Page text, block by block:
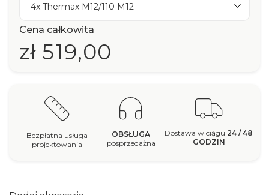
4x Thermax M12/110 M12
Cena całkowita
zł 519,00
Bezpłatna usługa
projektowania
OBSŁUGA
posprzedażna
Dostawa w ciągu 24 / 48
GODZIN